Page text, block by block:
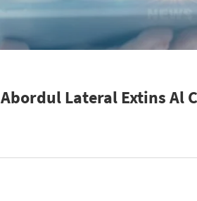
Abordul Lateral Extins Al